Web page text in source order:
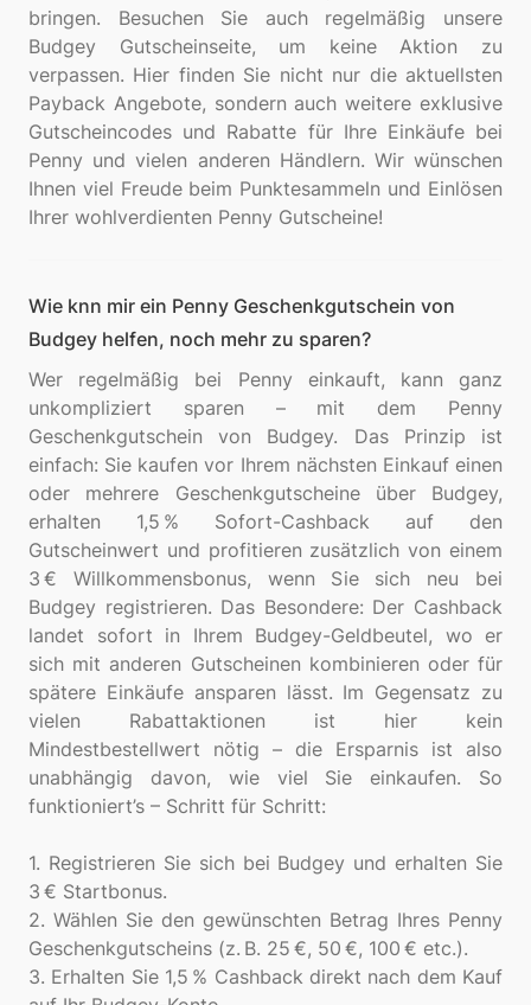
bringen. Besuchen Sie auch regelmäßig unsere
Budgey Gutscheinseite, um keine Aktion zu
verpassen. Hier finden Sie nicht nur die aktuellsten
Payback Angebote, sondern auch weitere exklusive
Gutscheincodes und Rabatte für Ihre Einkäufe bei
Penny und vielen anderen Händlern. Wir wünschen
Ihnen viel Freude beim Punktesammeln und Einlösen
Wie knn mir ein Penny Geschenkgutschein von
Budgey helfen, noch mehr zu sparen?
Wer regelmäßig bei Penny einkauft, kann ganz
unkompliziert sparen – mit dem Penny
Geschenkgutschein von Budgey. Das Prinzip ist
einfach: Sie kaufen vor Ihrem nächsten Einkauf einen
oder mehrere Geschenkgutscheine über Budgey,
erhalten 1,5 % Sofort-Cashback auf den
Gutscheinwert und profitieren zusätzlich von einem
3 € Willkommensbonus, wenn Sie sich neu bei
Budgey registrieren. Das Besondere: Der Cashback
landet sofort in Ihrem Budgey-Geldbeutel, wo er
sich mit anderen Gutscheinen kombinieren oder für
spätere Einkäufe ansparen lässt. Im Gegensatz zu
vielen Rabattaktionen ist hier kein
Mindestbestellwert nötig – die Ersparnis ist also
unabhängig davon, wie viel Sie einkaufen. So
funktioniert’s – Schritt für Schritt:
1. Registrieren Sie sich bei Budgey und erhalten Sie
3 € Startbonus.
2. Wählen Sie den gewünschten Betrag Ihres Penny
Geschenkgutscheins (z. B. 25 €, 50 €, 100 € etc.).
3. Erhalten Sie 1,5 % Cashback direkt nach dem Kauf